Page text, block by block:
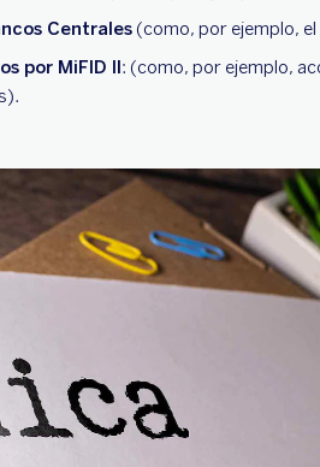
Centrales (como, por ejemplo,
por MiFID II: (como, por ejemplo,